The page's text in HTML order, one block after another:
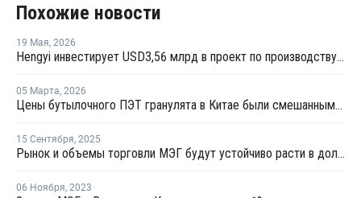
Похожие новости
19 Мая, 2026
Hengyi инвестирует USD3,56 млрд в проект по производству МЭГ из угля в Китае
05 Марта, 2026
Цены бутылочного ПЭТ гранулята в Китае были смешанными в феврале
15 Сентября, 2025
Рынок и объемы торговли МЭГ будут устойчиво расти в долгосрочной перспективе
06 Ноября, 2023